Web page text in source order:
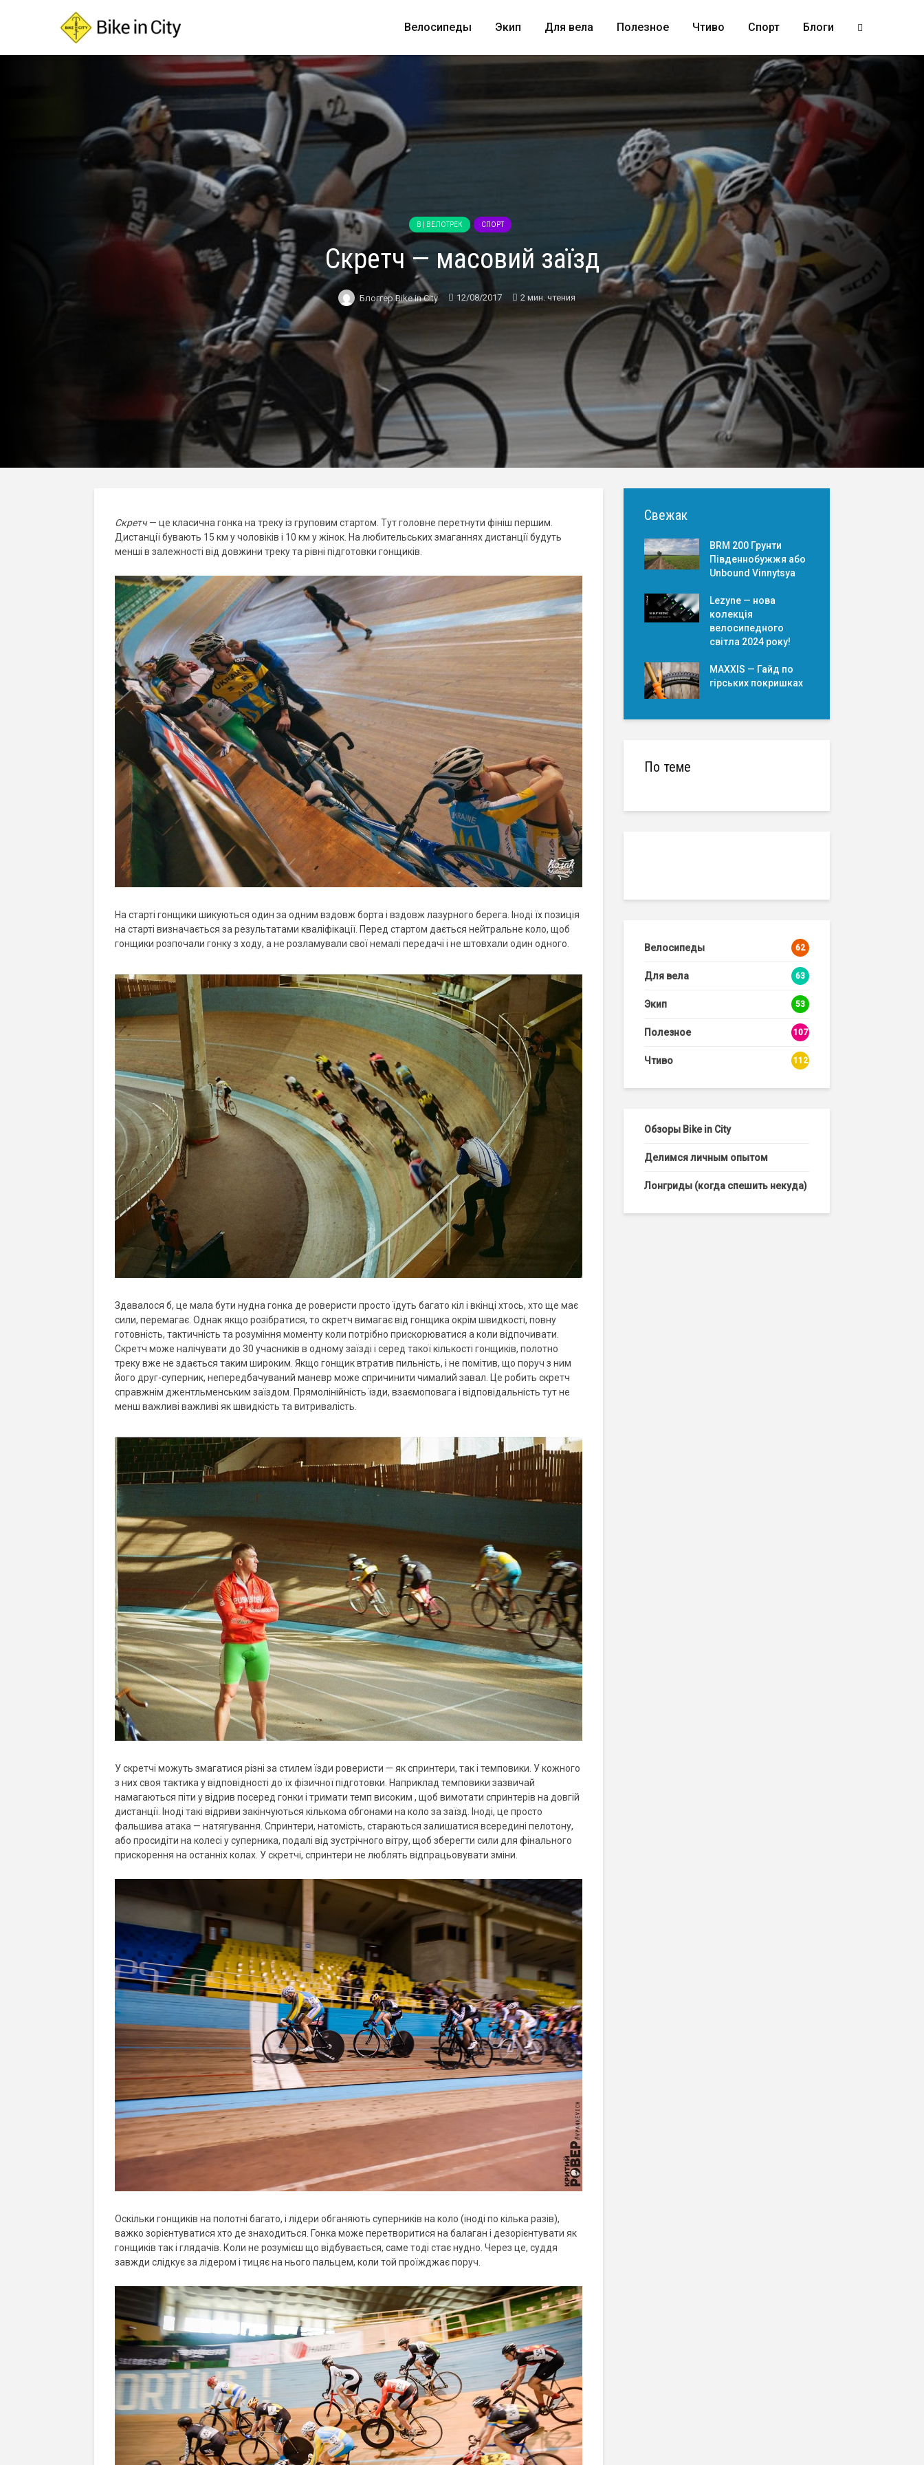
Велосипеды Экип Для вела Полезное Чтиво Спорт Блоги
B | ВЕЛОТРЕК СПОРТ
Скретч — масовий заїзд
Блоггер Bike in City 12/08/2017 2 мин. чтения
Скретч— це класична гонка на треку із груповим стартом. Тут головне перетнути фініш першим.
Дистанції бувають 15 км у чоловіків і 10 км у жінок. На любительських змаганнях дистанції будуть
менші в залежності від довжини треку та рівні підготовки гонщиків.
На старті гонщики шикуються один за одним вздовж борта і вздовж лазурного берега. Іноді їх позиція
на старті визначається за результатами кваліфікації. Перед стартом дається нейтральне коло, щоб
гонщики розпочали гонку з ходу, а не розламували свої немалі передачі і не штовхали один одного.
Здавалося б, це мала бути нудна гонка де роверисти просто їдуть багато кіл і вкінці хтось, хто ще має
сили, перемагає. Однак якщо розібратися, то скретч вимагає від гонщика окрім швидкості, повну
готовність, тактичність та розуміння моменту коли потрібно прискорюватися а коли відпочивати.
Скретч може налічувати до 30 учасників в одному заїзді і серед такої кількості гонщиків, полотно
треку вже не здається таким широким. Якщо гонщик втратив пильність, і не помітив, що поруч з ним
його друг-суперник, непередбачуваний маневр може спричинити чималий завал. Це робить скретч
справжнім джентльменським заїздом. Прямолінійність їзди, взаємоповага і відповідальність тут не
менш важливі важливі як швидкість та витривалість.
У скретчі можуть змагатися різні за стилем їзди роверисти — як спринтери, так і темповики. У кожного
з них своя тактика у відповідності до їх фізичної підготовки. Наприклад темповики зазвичай
намагаються піти у відрив посеред гонки і тримати темп високим , щоб вимотати спринтерів на довгій
дистанції. Іноді такі відриви закінчуються кількома обгонами на коло за заїзд. Іноді, це просто
фальшива атака — натягування. Спринтери, натомість, стараються залишатися всередині пелотону,
або просидіти на колесі у суперника, подалі від зустрічного вітру, щоб зберегти сили для фінального
прискорення на останніх колах. У скретчі, спринтери не люблять відпрацьовувати зміни.
Оскільки гонщиків на полотні багато, і лідери обганяють суперників на коло (іноді по кілька разів),
важко зорієнтуватися хто де знаходиться. Гонка може перетворитися на балаган і дезорієнтувати як
гонщиків так і глядачів. Коли не розумієш що відбувається, саме тоді стає нудно. Через це, суддя
завжди слідкує за лідером і тицяє на нього пальцем, коли той проїжджає поруч.
Свежак
BRM 200 Грунти
Південнобужжя або
Unbound Vinnytsya
Lezyne — нова
колекція
велосипедного
світла 2024 року!
MAXXIS — Гайд по
гірських покришкаx
По теме
Велосипеды 62
Для вела 63
Экип 53
Полезное 107
Чтиво 112
Обзоры Bike in City
Делимся личным опытом
Лонгриды (когда спешить некуда)